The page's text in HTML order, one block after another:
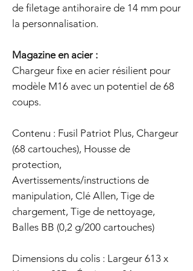
de filetage antihoraire de 14 mm pour
la personnalisation.
Magazine en acier :
Chargeur fixe en acier résilient pour
modèle M16 avec un potentiel de 68
coups.
Contenu : Fusil Patriot Plus, Chargeur
(68 cartouches), Housse de
protection,
Avertissements/instructions de
manipulation, Clé Allen, Tige de
chargement, Tige de nettoyage,
Balles BB (0,2 g/200 cartouches)
Dimensions du colis : Largeur 613 x